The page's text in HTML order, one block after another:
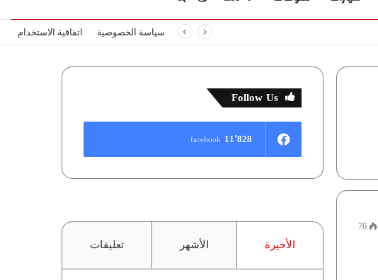
عنالمظلم
سياسة الخصوصية اتفاقية الاستخدام
76
Follow Us
11٬828 facebook
الأخيرة الأشهر تعليقات